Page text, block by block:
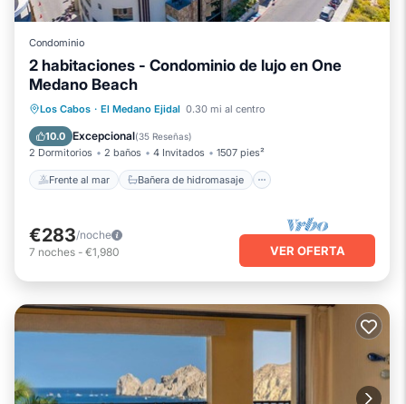
Condominio
2 habitaciones - Condominio de lujo en One
Medano Beach
Los Cabos · El Medano Ejidal 0.30 mi al centro
10.0 Excepcional(35 Reseñas)
2 Dormitorios 2 baños 4 Invitados 1507 pies²
Frente al mar Bañera de hidromasaje
Frente al mar
Bañera de hidromasaje
Piscina
Vista al mar
€283/noche
7 noches - €1,980 VER OFERTA